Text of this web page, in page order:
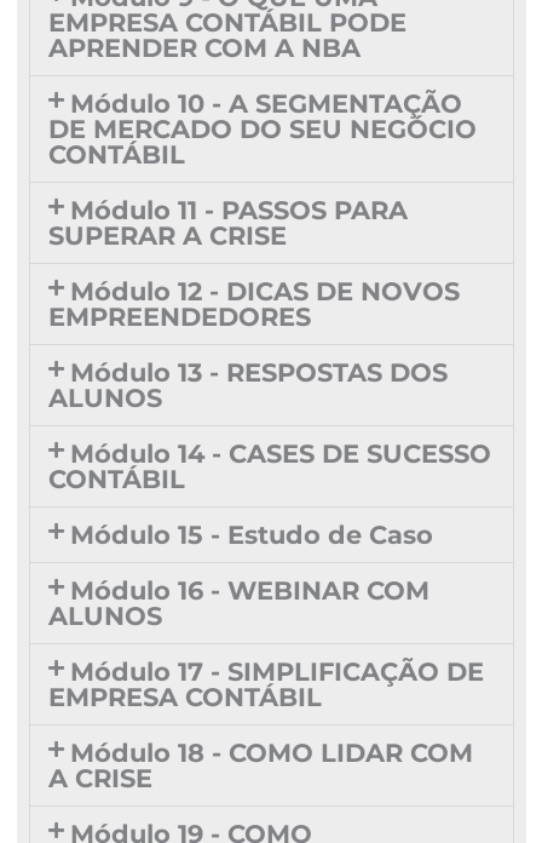
EMPRESA CONTÁBIL PODE
APRENDER COM A NBA
Módulo 10 - A SEGMENTAÇÃO
DE MERCADO DO SEU NEGÓCIO
CONTÁBIL
Módulo 11 - PASSOS PARA
SUPERAR A CRISE
Módulo 12 - DICAS DE NOVOS
EMPREENDEDORES
Módulo 13 - RESPOSTAS DOS
ALUNOS
Módulo 14 - CASES DE SUCESSO
CONTÁBIL
Módulo 15 - Estudo de Caso
Módulo 16 - WEBINAR COM
ALUNOS
Módulo 17 - SIMPLIFICAÇÃO DE
EMPRESA CONTÁBIL
Módulo 18 - COMO LIDAR COM
A CRISE
Módulo 19 - COMO